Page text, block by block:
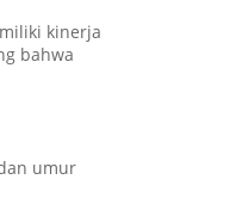
kinerja
bahwa
umur